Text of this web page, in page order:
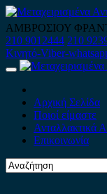
Skip
to
content
ΑΜΒΡΟΣΙΟΥ
210 9012444 210
Κινητό-Viber-
Primary
Αρχική Σελίδα
Ποιοί είμαστε
Ανταλλακτικά
Επικοινωνία